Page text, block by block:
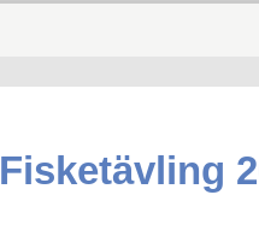
Fisketävling